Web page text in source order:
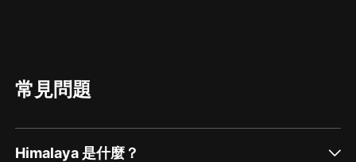
常見問題
Himalaya 是什麼？